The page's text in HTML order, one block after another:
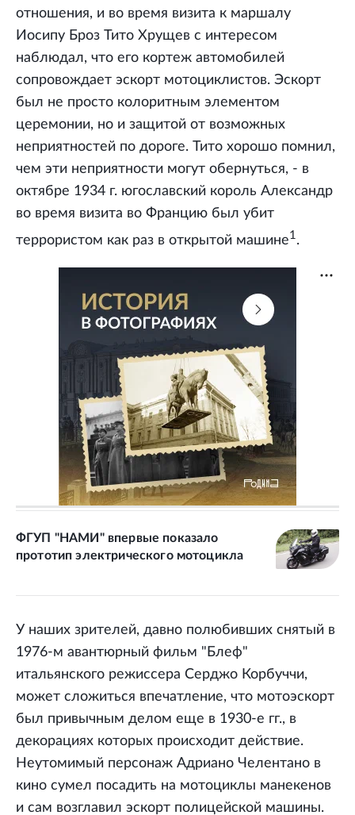
отношения, и во время визита к маршалу
Иосипу Броз Тито Хрущев с интересом
наблюдал, что его кортеж автомобилей
сопровождает эскорт мотоциклистов. Эскорт
был не просто колоритным элементом
церемонии, но и защитой от возможных
неприятностей по дороге. Тито хорошо помнил,
чем эти неприятности могут обернуться, - в
октябре 1934 г. югославский король Александр
во время визита во Францию был убит
террористом как раз в открытой машине1.
ФГУП "НАМИ" впервые показало
прототип электрического мотоцикла
У наших зрителей, давно полюбивших снятый в
1976-м авантюрный фильм "Блеф"
итальянского режиссера Серджо Корбуччи,
может сложиться впечатление, что мотоэскорт
был привычным делом еще в 1930-е гг., в
декорациях которых происходит действие.
Неутомимый персонаж Адриано Челентано в
кино сумел посадить на мотоциклы манекенов
и сам возглавил эскорт полицейской машины.